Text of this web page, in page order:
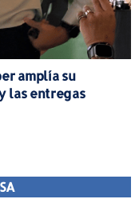
amplía su
las entregas